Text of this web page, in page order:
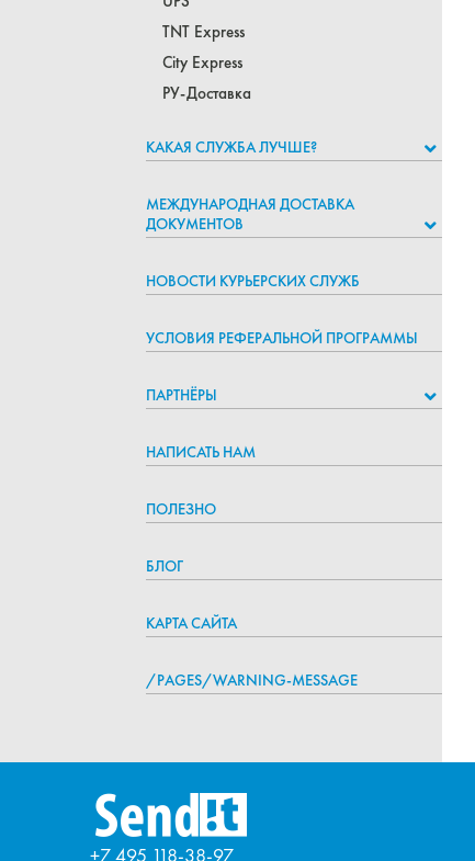
TNT Express
Сity Express
РУ-Доставка
КАКАЯ СЛУЖБА ЛУЧШЕ?
МЕЖДУНАРОДНАЯ ДОСТАВКА
ДОКУМЕНТОВ
НОВОСТИ КУРЬЕРСКИХ СЛУЖБ
УСЛОВИЯ РЕФЕРАЛЬНОЙ ПРОГРАММЫ
ПАРТНЁРЫ
НАПИСАТЬ НАМ
ПОЛЕЗНО
БЛОГ
КАРТА САЙТА
/PAGES/WARNING-MESSAGE
+7 495 118-38-97